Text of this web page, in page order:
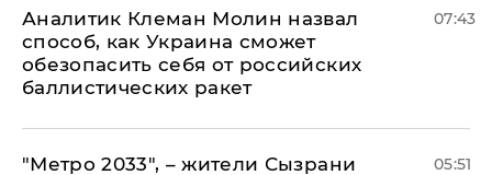
Аналитик Клеман Молин назвал
способ, как Украина сможет
обезопасить себя от российских
баллистических ракет
07:43
"Метро 2033", – жители Сызрани 05:51